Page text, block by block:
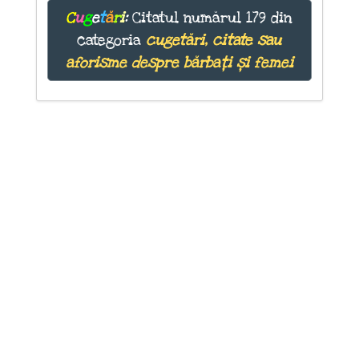
Cugetări:Citatul numărul 179 din
categoria cugetări, citate sau
aforisme despre bărbați și femei